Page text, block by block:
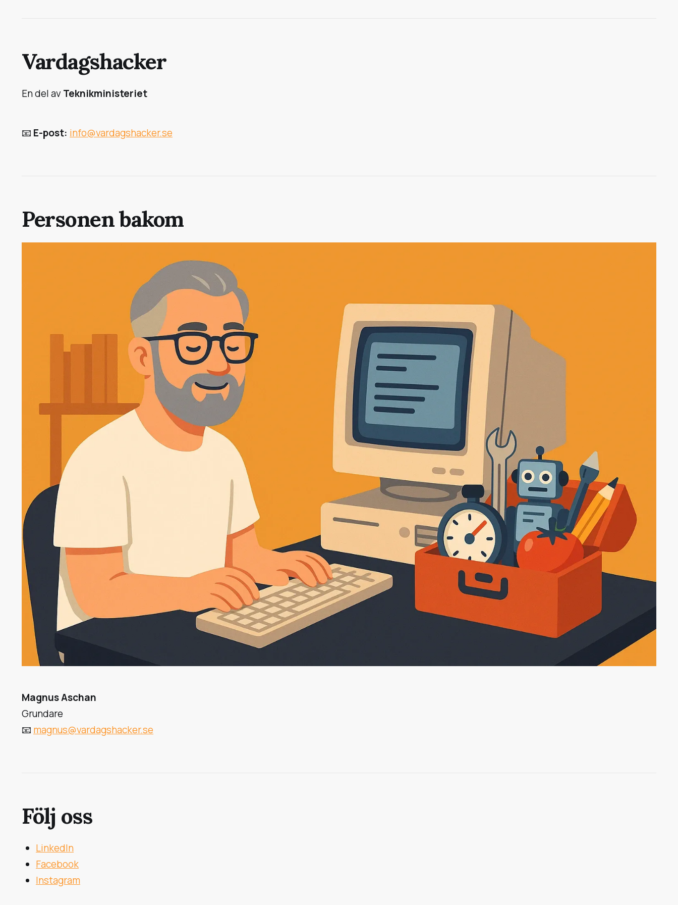
Vardagshacker
En del avTeknikministeriet
📧 E-post: info@vardagshacker.se
Personen bakom
Magnus Aschan
Grundare
📧 magnus@vardagshacker.se
Följ oss
LinkedIn
Facebook
Instagram